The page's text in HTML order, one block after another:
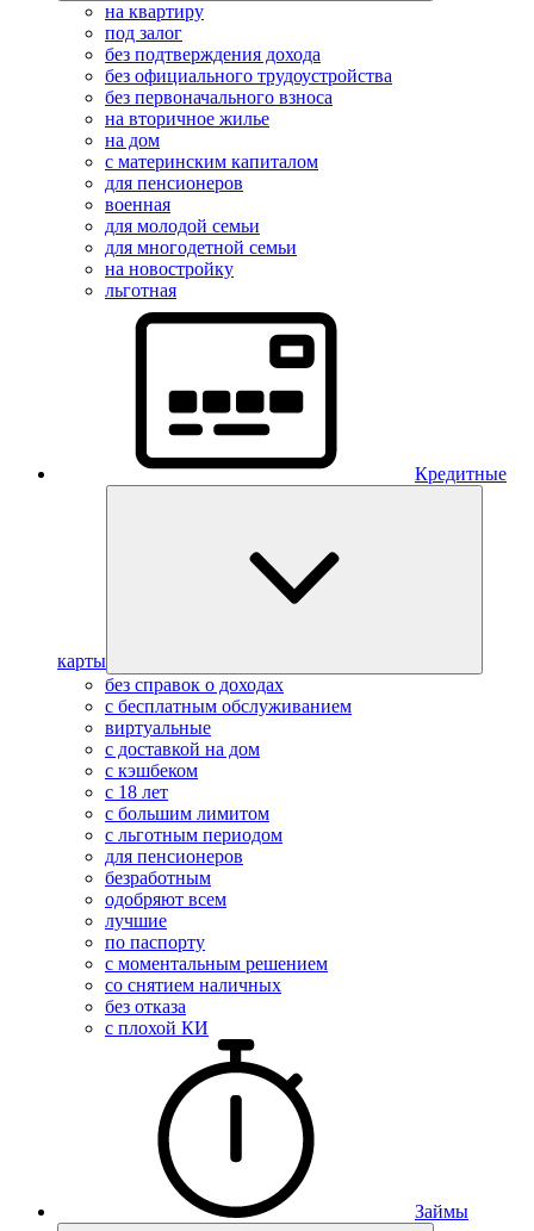
на квартиру
под залог
без подтверждения дохода
без официального трудоустройства
без первоначального взноса
на вторичное жилье
на дом
с материнским капиталом
для пенсионеров
военная
для молодой семьи
для многодетной семьи
на новостройку
льготная
Кредитные
карты
без справок о доходах
с бесплатным обслуживанием
виртуальные
с доставкой на дом
с кэшбеком
с 18 лет
с большим лимитом
с льготным периодом
для пенсионеров
безработным
одобряют всем
лучшие
по паспорту
с моментальным решением
со снятием наличных
без отказа
с плохой КИ
Займы